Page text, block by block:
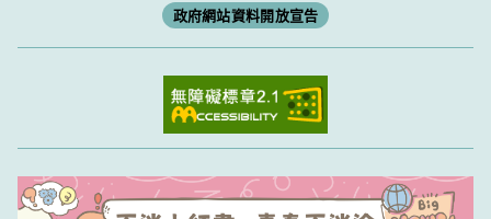
政府網站資料開放宣告